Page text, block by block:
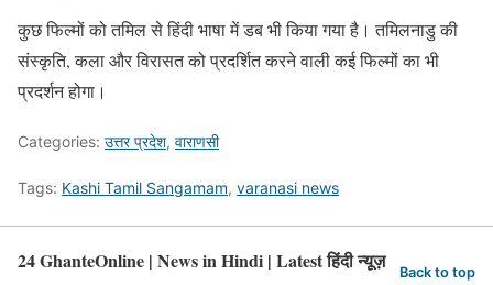
कुछ फिल्मों को तमिल से हिंदी भाषा में डब भी किया गया है। तमिलनाडु की
संस्कृति, कला और विरासत को प्रदर्शित करने वाली कई फिल्मों का भी
प्रदर्शन होगा।
Categories: उत्तर प्रदेश, वाराणसी
Tags: Kashi Tamil Sangamam, varanasi news
24 GhanteOnline | News in Hindi | Latest हिंदी न्यूज़ Back to top